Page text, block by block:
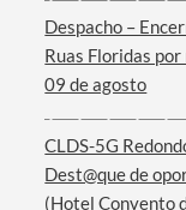
Termo de
Categorias
Despacho –
Ruas Floridas
09 de agosto
CLDS-5G
Dest@que de
(Hotel Convento